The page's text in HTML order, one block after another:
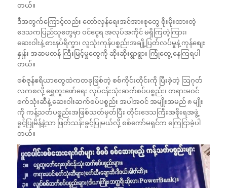
တယ်။
ဒီအတွက်ကြောင့်လည်း တော်လှန်ရေးအင်အားစုတွေ စိုးမိုးထားတဲ့
ဒေသကပြည်သူတွေမှာ ဝင်ငွေရ အလုပ်အကိုင် မရှိကြတဲ့ကြား၊
ဆေးဝါးနဲ့ စားနပ်ရိက္ခာ၊ လူသုံးကုန်ပစ္စည်းအချို့ပြတ်လပ်မှုနဲ့ ကုန်စျေး
နှုန်း အဆမတန် ကြီးမြင့်မှုတွေကို ဆိုးဆိုးရွာရွား ကြုံတွေ့ နေကြရပါ
တယ်။
စစ်ဇုန်ဧရိယာတွေထဲကတခုဖြစ်တဲ့ စစ်ကိုင်းတိုင်းကို ပြီးခဲ့တဲ့ သြဂုတ်
လကစလို့ ရွှေတူးဖော်ရေး လုပ်ငန်းသုံးဆက်စပ်ပစ္စည်း၊ တရားမဝင်
စက်သုံးဆီနဲ့ ဆေးဝါးဆက်စပ်ပစ္စည်း အပါအဝင် အမျိုးအမည် ၈ မျိုး
ကို ကန့်သတ်ပစ္စည်းအဖြစ်သတ်မှတ်ပြီး တိုင်းဒေသကြီးအစိုးရအဖွဲ့
ခွင့်ပြုမိန့်နဲ့သာ ဖြတ်သန်းခွင့်ပြုမယ်လို့ စစ်ကော်မရှင်က ကြေငြာခဲ့ပါ
တယ်။